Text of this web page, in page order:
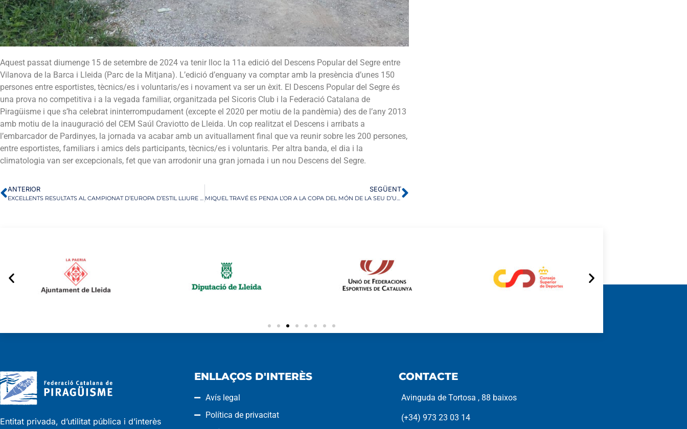
Aquest passat diumenge 15 de setembre de 2024 va tenir lloc la 11a edició del Descens Popular del Segre entre
Vilanova de la Barca i Lleida (Parc de la Mitjana). L’edició d’enguany va comptar amb la presència d’unes 150
persones entre esportistes, tècnics/es i voluntaris/es i novament va ser un èxit. El Descens Popular del Segre és
una prova no competitiva i a la vegada familiar, organitzada pel Sicoris Club i la Federació Catalana de
Piragüisme i que s’ha celebrat ininterrompudament (excepte el 2020 per motiu de la pandèmia) des de l’any 2013
amb motiu de la inauguració del CEM Saúl Craviotto de Lleida. Un cop realitzat el Descens i arribats a
l’embarcador de Pardinyes, la jornada va acabar amb un avituallament final que va reunir sobre les 200 persones,
entre esportistes, familiars i amics dels participants, tècnics/es i voluntaris. Per altra banda, el dia i la
climatologia van ser excepcionals, fet que van arrodonir una gran jornada i un nou Descens del Segre.
ANTERIOR
EXCEL·LENTS RESULTATS AL CAMPIONAT D’EUROPA D’ESTIL LLIURE DE GRAZ
SEGÜENT
MIQUEL TRAVÉ ES PENJA L’OR A LA COPA DEL MÓN DE LA SEU D’URGELL
Entitat privada, d’utilitat pública i d’interès
ENLLAÇOS D'INTERÈS
Avís legal
Política de privacitat
CONTACTE
Avinguda de Tortosa , 88 baixos
(+34) 973 23 03 14